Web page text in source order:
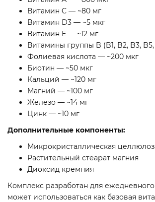
Витамин C — ~80 мг
Витамин D3 — ~5 мкг
Витамин E — ~12 мг
Витамины группы B (B1, B2, B3, B5,
Фолиевая кислота — ~200 мкг
Биотин — ~50 мкг
Кальций — ~120 мг
Магний — ~100 мг
Железо — ~14 мг
Цинк — ~10 мг
Дополнительные компоненты:
Микрокристаллическая
Растительный стеарат магния
Диоксид кремния
Комплекс разработан для
может использоваться как базовая